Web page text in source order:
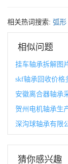
相关热词搜索: 弧形
相似问题
猜你感兴趣